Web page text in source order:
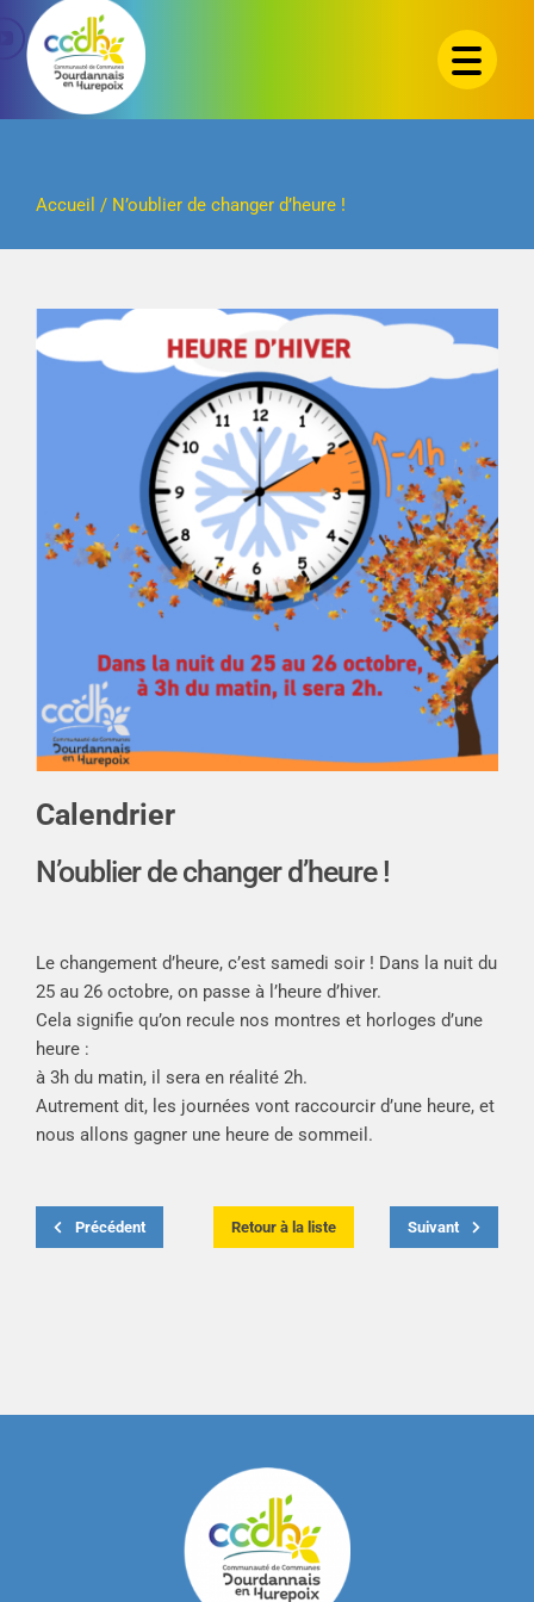
Passer
contenu
Accueil / N’oublier de changer d’heure !
Calendrier
N’oublier de changer d’heure !
Le changement d’heure, c’est samedi soir ! Dans la nuit du
25 au 26 octobre, on passe à l’heure d’hiver.
Cela signifie qu’on recule nos montres et horloges d’une
heure :
à 3h du matin, il sera en réalité 2h.
Autrement dit, les journées vont raccourcir d’une heure, et
nous allons gagner une heure de sommeil.
Précédent Retour à la liste Suivant